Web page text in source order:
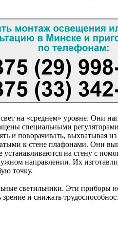
на «среднем» уровне. Они
специальными
поворачивать, выхватывая
к стене плафонами. Они
на стену с
направлении. Их
точку.
светильники. Эти приборы
и снижать